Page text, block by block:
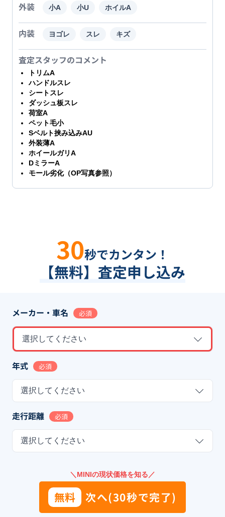
外装 小A 小U ホイルA
内装 ヨゴレ スレ キズ
査定スタッフのコメント
トリムA
ハンドルスレ
シートスレ
ダッシュ板スレ
荷室A
ペット毛小
Sベルト挟み込みAU
外装薄A
ホイールガリA
DミラーA
モール劣化（OP写真参照）
30秒でカンタン！
【無料】査定申し込み
メーカー・車名 必須
選択してください
年式 必須
選択してください
走行距離 必須
選択してください
＼MINIの現状価格を知る／
無料 次へ(30秒で完了)